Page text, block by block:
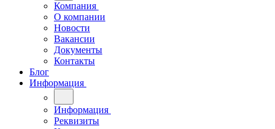
Компания
О компании
Новости
Вакансии
Документы
Контакты
Блог
Информация
Информация
Реквизиты